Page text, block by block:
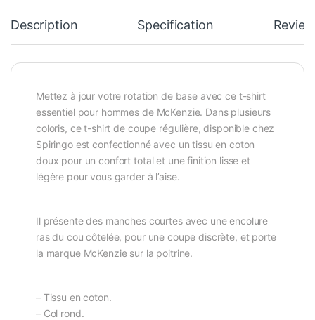
Description Specification
Mettez à jour votre rotation de base avec ce t-shirt
essentiel pour hommes de McKenzie. Dans plusieurs
coloris, ce t-shirt de coupe régulière, disponible chez
Spiringo est confectionné avec un tissu en coton
doux pour un confort total et une finition lisse et
légère pour vous garder à l’aise.
Il présente des manches courtes avec une encolure
ras du cou côtelée, pour une coupe discrète, et porte
la marque McKenzie sur la poitrine.
– Tissu en coton.
– Col rond.